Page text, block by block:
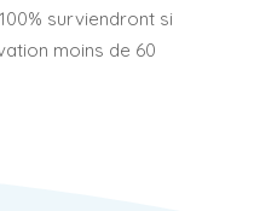
surviendront si
moins de 60